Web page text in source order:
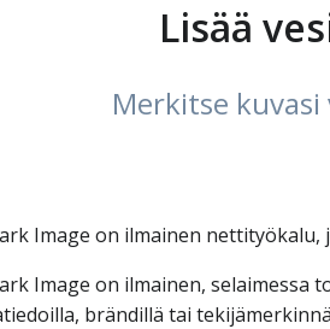
Lisää
Merkitse
Image on ilmainen
Image on ilmainen, selaimessa
brändillä tai